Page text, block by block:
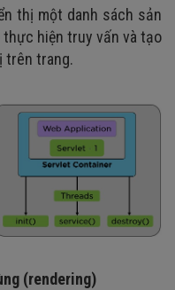
thị một danh sách sản
hiện truy vấn và tạo
trên trang.
(rendering)